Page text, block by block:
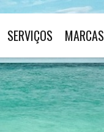
SERVIÇOS MARCAS